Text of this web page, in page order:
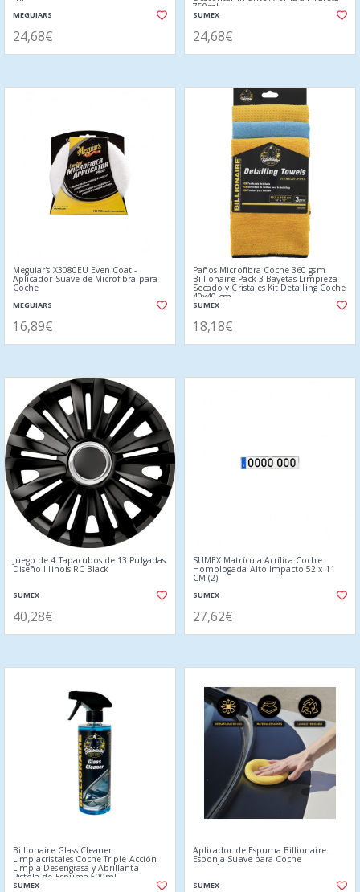
MEGUIARS
24,68€
750ml
SUMEX
24,68€
Meguiar's X3080EU Even Coat -
Aplicador Suave de Microfibra para
Coche
MEGUIARS
16,89€
Paños Microfibra Coche 360 gsm
Billionaire Pack 3 Bayetas Limpieza
Secado y Cristales Kit Detailing Coche
40x40 cm
SUMEX
18,18€
Juego de 4 Tapacubos de 13 Pulgadas
Diseño Illinois RC Black
SUMEX
40,28€
SUMEX Matrícula Acrílica Coche
Homologada Alto Impacto 52 x 11
CM (2)
SUMEX
27,62€
Billionaire Glass Cleaner
Limpiacristales Coche Triple Acción
Limpia Desengrasa y Abrillanta
Pistola de Espuma 500ml
SUMEX
Aplicador de Espuma Billionaire
Esponja Suave para Coche
SUMEX